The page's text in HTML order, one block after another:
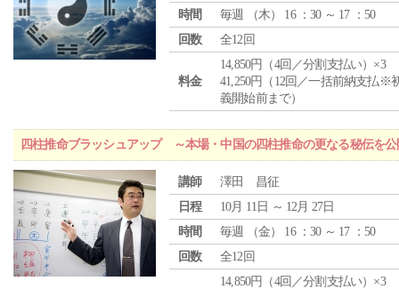
時間
毎週 （木） 16 ：30 ～ 17 ：50
回数
全12回
料金
14,850円（4回／分割支払い）×3
41,250円（12回／一括前納支払※
義開始前まで）
四柱推命ブラッシュアップ ～本場・中国の四柱推命の更なる秘伝を
講師
澤田 昌征
日程
10月 11日 ～ 12月 27日
時間
毎週 （金） 16 ：30 ～ 17 ：50
回数
全12回
14,850円（4回／分割支払い）×3